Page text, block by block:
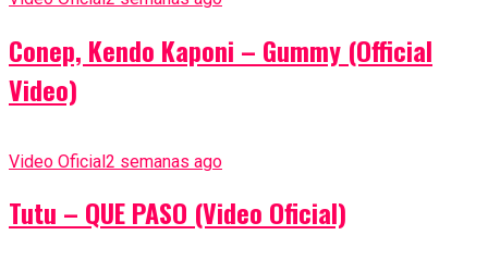
Conep, Kendo Kaponi – Gummy (Official
Video)
Video Oficial2 semanas ago
Tutu – QUE PASO (Video Oficial)